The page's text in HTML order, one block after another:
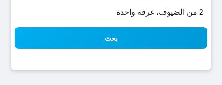
2 من الضيوف، غرفة واحدة
بحث